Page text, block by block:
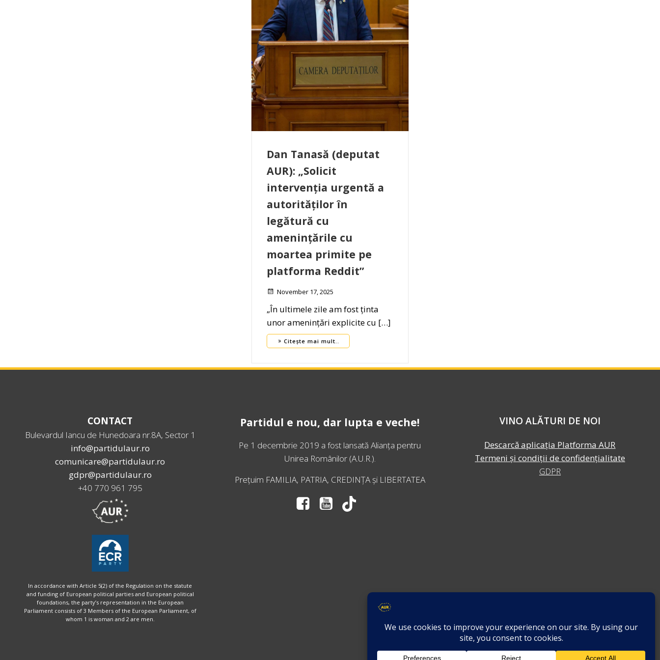
Dan Tanasă (deputat
AUR): „Solicit
intervenția urgentă a
autorităților în
legătură cu
amenințările cu
moartea primite pe
platforma Reddit”
November 17, 2025
„În ultimele zile am fost ținta
unor amenințări explicite cu […]
Citește mai mult..
CONTACT
Bulevardul Iancu de Hunedoara nr.8A, Sector 1
info@partidulaur.ro
comunicare@partidulaur.ro
gdpr@partidulaur.ro
+40 770 961 795
In accordance with Article 5(2) of the Regulation on the statute
and funding of European political parties and European political
foundations, the party’s representation in the European
Parliament consists of 3 Members of the European Parliament, of
whom 1 is woman and 2 are men.
Partidul e nou, dar lupta e veche!
Pe 1 decembrie 2019 a fost lansatăAlianța pentru
Unirea Românilor(A.U.R.).
Prețuim FAMILIA, PATRIA, CREDINȚA și LIBERTATEA
VINO ALĂTURI DE NOI
Descarcă aplicația Platforma AUR
Termeni și condiții de confidențialitate
GDPR